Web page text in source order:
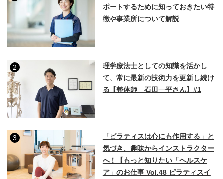
ポートするために知っておきたい特
徴や事業所について解説
2
理学療法士としての知識を活かし
て、常に最新の技術力を更新し続け
る【整体師 石田一平さん】#1
3
「ピラティスは心にも作用する」と
気づき、趣味からインストラクター
へ！【もっと知りたい「ヘルスケ
ア」のお仕事 Vol.48 ピラティスイ